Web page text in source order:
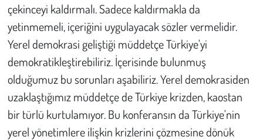
çekinceyi kaldırmalı. Sadece kaldırmakla da
yetinmemeli, içeriğini uygulayacak sözler vermelidir.
Yerel demokrasi geliştiği müddetçe Türkiye'yi
demokratikleştirebiliriz. İçerisinde bulunmuş
olduğumuz bu sorunları aşabiliriz. Yerel demokrasiden
uzaklaştığımız müddetçe de Türkiye krizden, kaostan
bir türlü kurtulamıyor. Bu konferansın da Türkiye'nin
yerel yönetimlere ilişkin krizlerini çözmesine dönük